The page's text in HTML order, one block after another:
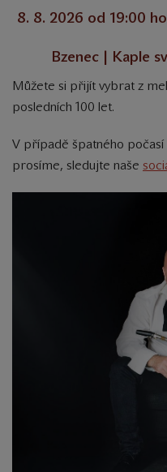
8. 8. 2026 od 19:00
Bzenec | Kaple
Můžete si přijít vybrat z
posledních 100 let.
V případě špatného počasí
prosíme, sledujte naše